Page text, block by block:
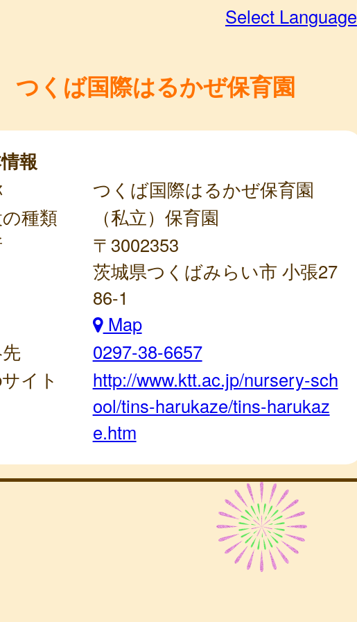
Select Language
つくば国際はるかぜ保育園
報
つくば国際はるかぜ保育園
種類
（私立）保育園
〒3002353
茨城県つくばみらい市 小張27
86-1
Map
0297-38-6657
イト
http://www.ktt.ac.jp/nursery-sch
ool/tins-harukaze/tins-harukaz
e.htm